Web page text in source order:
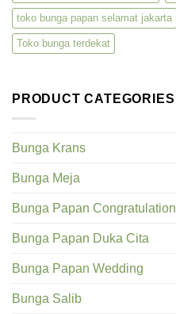
toko bunga papan selamat jakarta
Toko bunga terdekat
PRODUCT CATEGORIES
Bunga Krans
Bunga Meja
Bunga Papan Congratulation
Bunga Papan Duka Cita
Bunga Papan Wedding
Bunga Salib